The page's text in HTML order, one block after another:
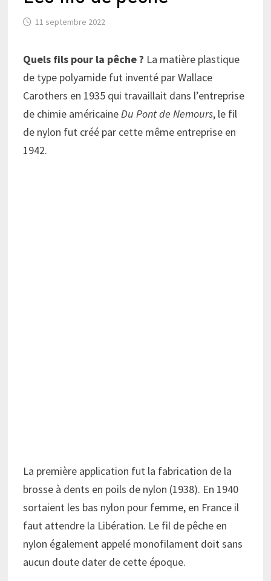
11 septembre 2022
Quels fils pour la pêche ? La matière plastique
de type polyamide fut inventé par Wallace
Carothers en 1935 qui travaillait dans l’entreprise
de chimie américaineDu Pont de Nemours, le fil
de nylon fut créé par cette même entreprise en
1942.
La première application fut la fabrication de la
brosse à dents en poils de nylon (1938). En 1940
sortaient les bas nylon pour femme, en France il
faut attendre la Libération. Le fil de pêche en
nylon également appelé monofilament doit sans
aucun doute dater de cette époque.